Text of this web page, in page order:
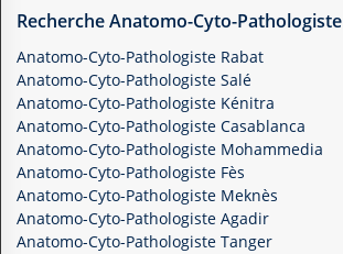
Recherche Anatomo-Cyto-Pathologiste
Anatomo-Cyto-Pathologiste Rabat
Anatomo-Cyto-Pathologiste Salé
Anatomo-Cyto-Pathologiste Kénitra
Anatomo-Cyto-Pathologiste Casablanca
Anatomo-Cyto-Pathologiste Mohammedia
Anatomo-Cyto-Pathologiste Fès
Anatomo-Cyto-Pathologiste Meknès
Anatomo-Cyto-Pathologiste Agadir
Anatomo-Cyto-Pathologiste Tanger